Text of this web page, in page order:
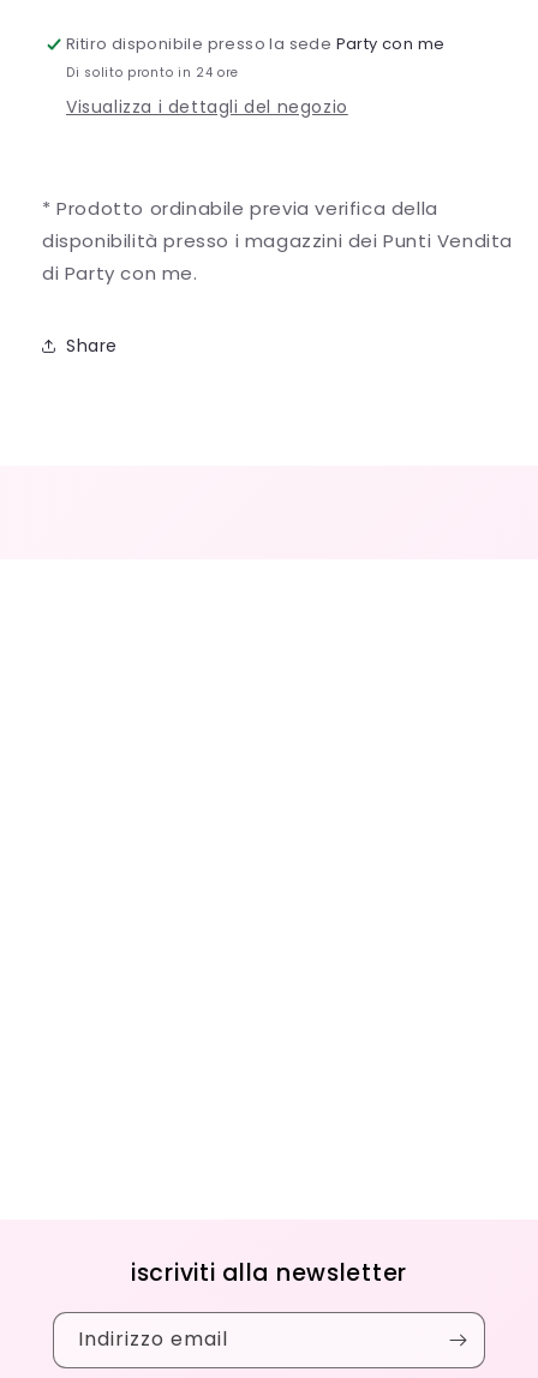
Ritiro disponibile presso la sede Party con me
Di solito pronto in 24 ore
Visualizza i dettagli del negozio
* Prodotto ordinabile previa verifica della
disponibilità presso i magazzini dei Punti Vendita
di Party con me.
Share
iscriviti alla newsletter
Indirizzo email